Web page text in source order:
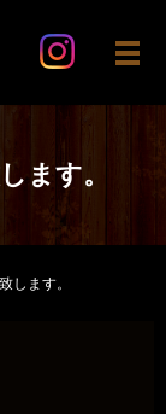
メ
ます。
します。